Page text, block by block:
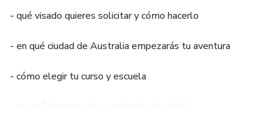
- qué visado quieres solicitar y cómo hacerlo
- en qué ciudad de Australia empezarás tu aventura
- cómo elegir tu curso y escuela
- en qué temporada es mejor ir a Australia